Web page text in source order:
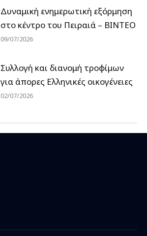
Δυναμική ενημερωτική εξόρμηση
στο κέντρο του Πειραιά – ΒΙΝΤΕΟ
09/07/2026
Συλλογή και διανομή τροφίμων
για άπορες Ελληνικές οικογένειες
02/07/2026